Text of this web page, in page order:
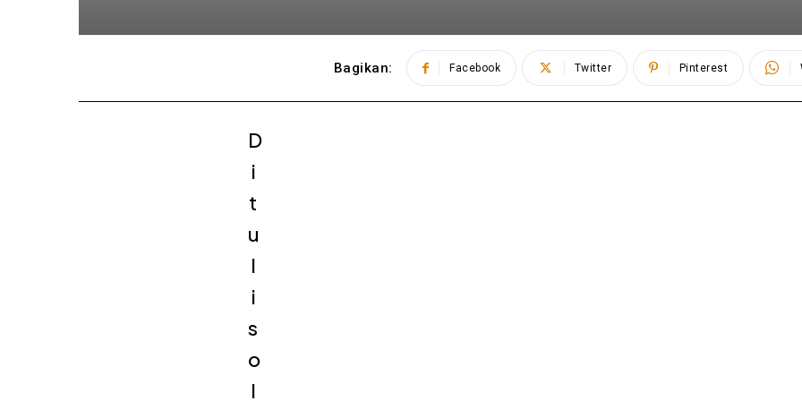
Bagikan: Facebook Twitter Pinterest
D
i
t
u
l
i
s
o
l